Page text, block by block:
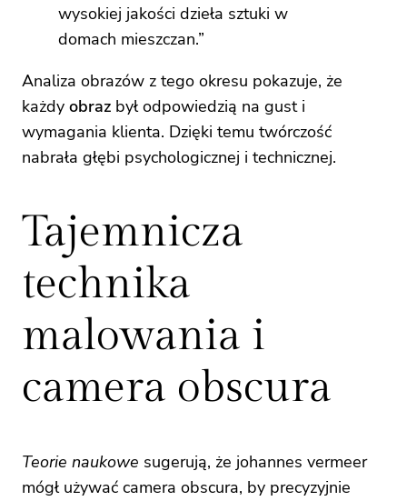
wysokiej jakości dzieła sztuki w
domach mieszczan.”
Analiza obrazów z tego okresu pokazuje, że
każdy obraz był odpowiedzią na gust i
wymagania klienta. Dzięki temu twórczość
nabrała głębi psychologicznej i technicznej.
Tajemnicza
technika
malowania i
camera obscura
Teorie naukowe sugerują, że johannes vermeer
mógł używać camera obscura, by precyzyjnie